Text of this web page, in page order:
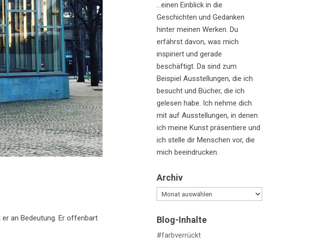
an Bedeutung. Er offenbart
…einen Einblick in die
Geschichten und Gedanken
hinter meinen Werken. Du
erfährst davon, was mich
inspiriert und gerade
beschäftigt. Da sind zum
Beispiel Ausstellungen, die ich
besucht und Bücher, die ich
gelesen habe. Ich nehme dich
mit auf Ausstellungen, in denen
ich meine Kunst präsentiere und
ich stelle dir Menschen vor, die
mich beeindrucken.
Archiv
Archiv
Blog-Inhalte
#farbverrückt